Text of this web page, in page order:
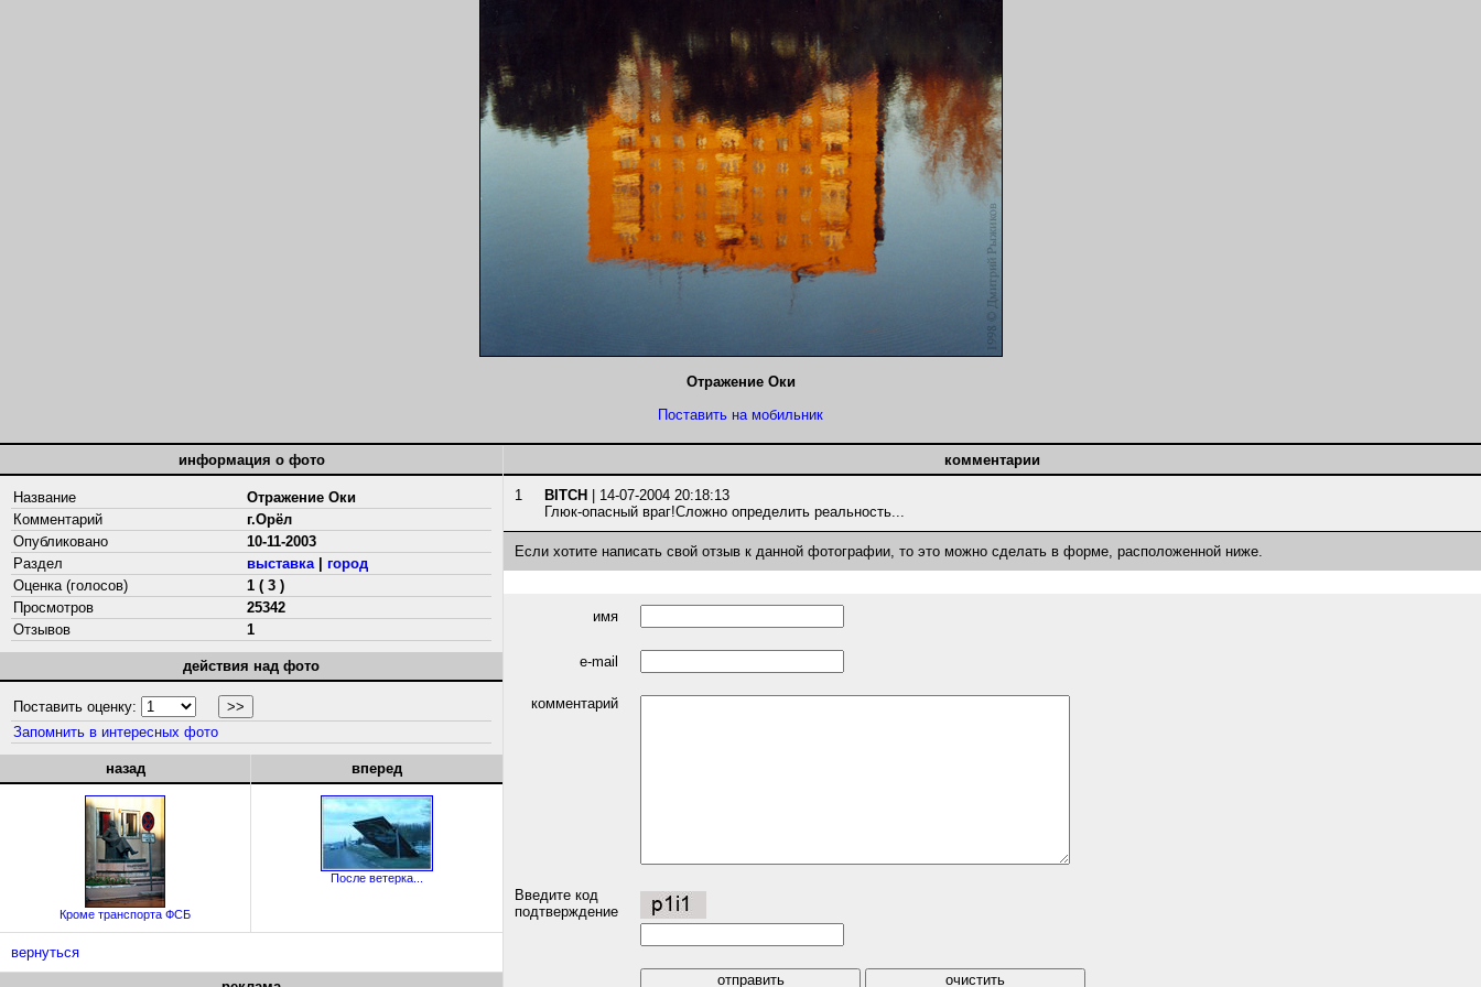
Отражение Оки
Поставить на мобильник
информация о фото
Название
Отражение Оки
Комментарий
г.Орёл
Опубликовано
10-11-2003
Раздел
выставка| город
Оценка (голосов)
1 ( 3 )
Просмотров
25342
Отзывов
1
действия над фото
Поставить оценку:
Запомнить в интересных фото
назад
Кроме транспорта ФСБ
вперед
После ветерка...
вернуться
комментарии
1 BITCH
| 14-07-2004 20:18:13
Глюк-опасный враг!Сложно определить реальность...
Если хотите написать свой отзыв к данной фотографии, то это можно сделать в форме, расположенной ниже.
имя
e-mail
комментарий
Введите код
подтверждение